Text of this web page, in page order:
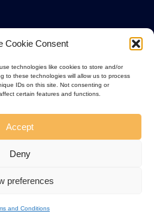
Cookie Consent
technologies like cookies to store and/or
to these technologies will allow us to process
IDs on this site. Not consenting or
certain features and functions.
Accept
Deny
preferences
and Conditions